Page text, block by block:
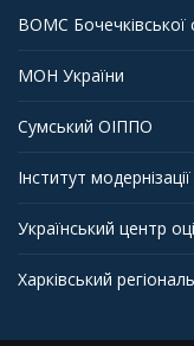
ВОМС Бочечківської
МОН України
Сумський ОІППО
Інститут
Український центр
Харківський